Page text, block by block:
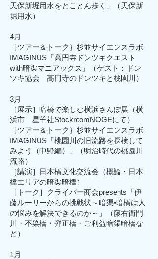
天保新堀用水をとことん歩く」（天保新
堀用水）
4月
［ツアー＆トーク｝ 杉並サイエンスラボ
IMAGINUS「高円寺ドンツキクエスト
with暗渠マニアックス」（ゲスト：ドン
ツキ協会 高円寺のドンツキと桃園川 ）
3月
［展示］暗橋で楽しむ横浜さんぽ展（横
浜市 星羊社StockroomNOGEにて）
［ツアー＆トーク｝ 杉並サイエンスラボ
IMAGINUS「桃園川の旧流路を探検して
みよう（中野編）」（明治時代の桃園川
流路）
［講演］日本橋文化交流会（概論・日本
橋エリアの暗渠暗橋）
［トーク］
クライバー商会presents「伊
藤ルーリーからの挑戦状～暗渠•暗橋は人
の悩みを解決できるのか～」
（藤右衛門
川・不染橋・弾正橋・ご利益暗渠暗橋な
ど）
1月